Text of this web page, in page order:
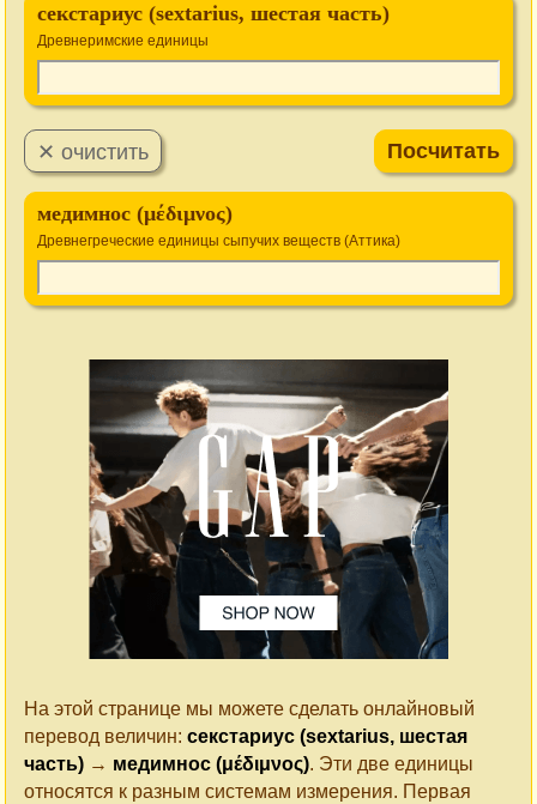
секстариус (sextarius, шестая часть)
Древнеримские единицы
медимнос (μέδιμνος)
Древнегреческие единицы сыпучих веществ (Аттика)
На этой странице мы можете сделать онлайновый
перевод величин: секстариус (sextarius, шестая
часть) → медимнос (μέδιμνος). Эти две единицы
относятся к разным системам измерения. Первая